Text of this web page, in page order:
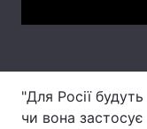
Контакти
Послуги
"Для Росії
чи вона